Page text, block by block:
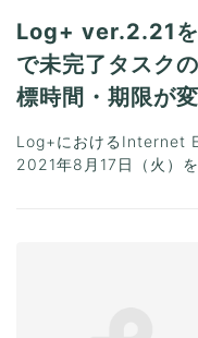
Log+ ver.2.21を
で未完了タスク
標時間・期限が
Log+におけるInternet
2021年8月17日（火）